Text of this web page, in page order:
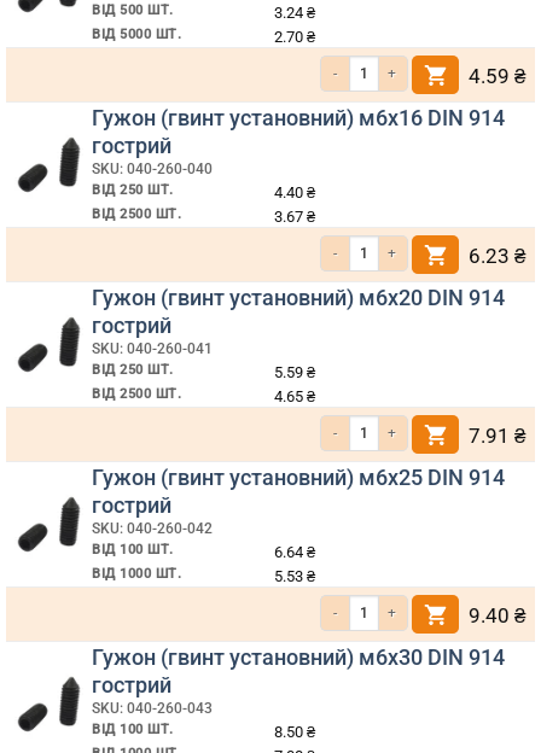
ВІД 500 ШТ. 3.24 ₴
ВІД 5000 ШТ. 2.70 ₴
Кількість Гужон (гвинт установний) м6х12 DIN 914 гострий
4.59 ₴
Гужон (гвинт установний) м6х16 DIN 914
гострий
SKU: 040-260-040
ВІД 250 ШТ. 4.40 ₴
ВІД 2500 ШТ. 3.67 ₴
Кількість Гужон (гвинт установний) м6х16 DIN 914 гострий
6.23 ₴
Гужон (гвинт установний) м6х20 DIN 914
гострий
SKU: 040-260-041
ВІД 250 ШТ. 5.59 ₴
ВІД 2500 ШТ. 4.65 ₴
Кількість Гужон (гвинт установний) м6х20 DIN 914 гострий
7.91 ₴
Гужон (гвинт установний) м6х25 DIN 914
гострий
SKU: 040-260-042
ВІД 100 ШТ. 6.64 ₴
ВІД 1000 ШТ. 5.53 ₴
Кількість Гужон (гвинт установний) м6х25 DIN 914 гострий
9.40 ₴
Гужон (гвинт установний) м6х30 DIN 914
гострий
SKU: 040-260-043
ВІД 100 ШТ. 8.50 ₴